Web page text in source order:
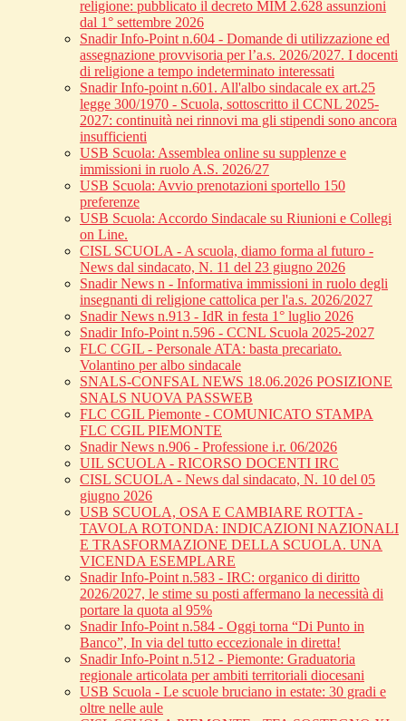
religione: pubblicato il decreto MIM 2.628 assunzioni
dal 1° settembre 2026
Snadir Info-Point n.604 - Domande di utilizzazione ed
assegnazione provvisoria per l’a.s. 2026/2027. I docenti
di religione a tempo indeterminato interessati
Snadir Info-point n.601. All'albo sindacale ex art.25
legge 300/1970 - Scuola, sottoscritto il CCNL 2025-
2027: continuità nei rinnovi ma gli stipendi sono ancora
insufficienti
USB Scuola: Assemblea online su supplenze e
immissioni in ruolo A.S. 2026/27
USB Scuola: Avvio prenotazioni sportello 150
preferenze
USB Scuola: Accordo Sindacale su Riunioni e Collegi
on Line.
CISL SCUOLA - A scuola, diamo forma al futuro -
News dal sindacato, N. 11 del 23 giugno 2026
Snadir News n - Informativa immissioni in ruolo degli
insegnanti di religione cattolica per l'a.s. 2026/2027
Snadir News n.913 - IdR in festa 1° luglio 2026
Snadir Info-Point n.596 - CCNL Scuola 2025-2027
FLC CGIL - Personale ATA: basta precariato.
Volantino per albo sindacale
SNALS-CONFSAL NEWS 18.06.2026 POSIZIONE
SNALS NUOVA PASSWEB
FLC CGIL Piemonte - COMUNICATO STAMPA
FLC CGIL PIEMONTE
Snadir News n.906 - Professione i.r. 06/2026
UIL SCUOLA - RICORSO DOCENTI IRC
CISL SCUOLA - News dal sindacato, N. 10 del 05
giugno 2026
USB SCUOLA, OSA E CAMBIARE ROTTA -
TAVOLA ROTONDA: INDICAZIONI NAZIONALI
E TRASFORMAZIONE DELLA SCUOLA. UNA
VICENDA ESEMPLARE
Snadir Info-Point n.583 - IRC: organico di diritto
2026/2027, le stime su posti affermano la necessità di
portare la quota al 95%
Snadir Info-Point n.584 - Oggi torna “Di Punto in
Banco”, In via del tutto eccezionale in diretta!
Snadir Info-Point n.512 - Piemonte: Graduatoria
regionale articolata per ambiti territoriali diocesani
USB Scuola - Le scuole bruciano in estate: 30 gradi e
oltre nelle aule